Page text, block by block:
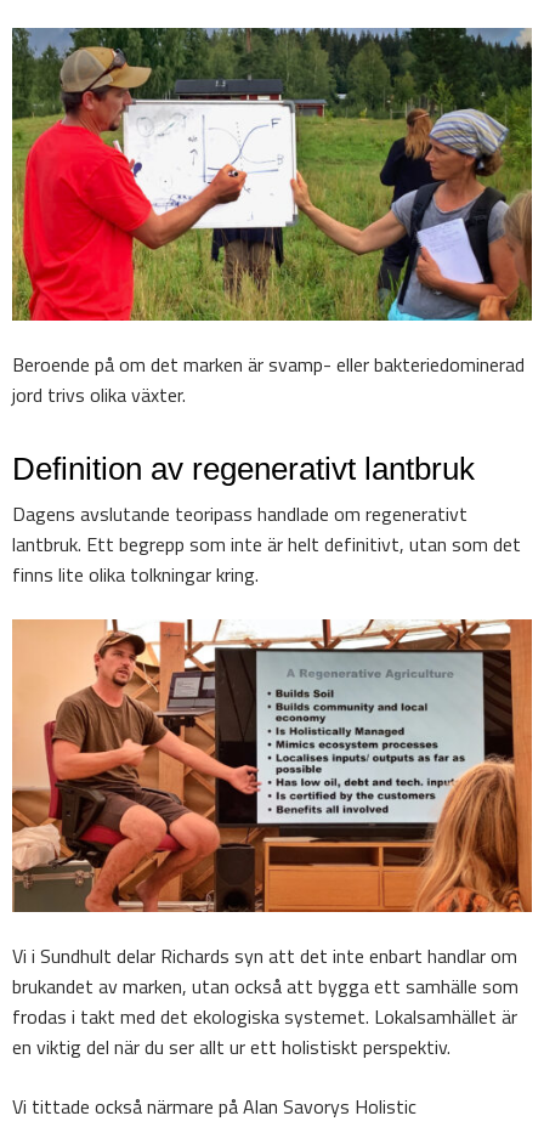
Beroende på om det marken är svamp- eller bakteriedominerad
jord trivs olika växter.
Definition av regenerativt lantbruk
Dagens avslutande teoripass handlade om regenerativt
lantbruk. Ett begrepp som inte är helt definitivt, utan som det
finns lite olika tolkningar kring.
Vi i Sundhult delar Richards syn att det inte enbart handlar om
brukandet av marken, utan också att bygga ett samhälle som
frodas i takt med det ekologiska systemet. Lokalsamhället är
en viktig del när du ser allt ur ett holistiskt perspektiv.
Vi tittade också närmare på Alan Savorys Holistic